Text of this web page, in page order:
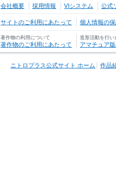
会社概要 採用情報 VIシステム 公式
サイトのご利用にあたって 個人情報の
著作物の利用について
著作物のご利用にあたって
造形活動を行い
アマチュア
ニトロプラス公式サイト ホーム 作品